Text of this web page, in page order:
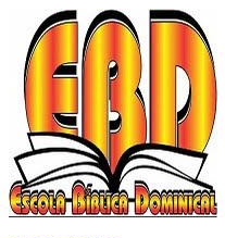
para
conteúdo